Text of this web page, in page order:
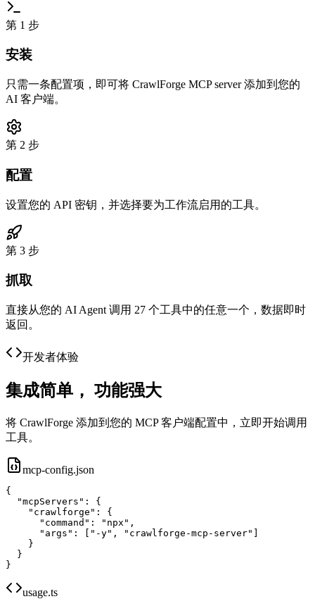
第 1 步
安装
只需一条配置项，即可将 CrawlForge MCP server 添加到您的
AI 客户端。
第 2 步
配置
设置您的 API 密钥，并选择要为工作流启用的工具。
第 3 步
抓取
直接从您的 AI Agent 调用 27 个工具中的任意一个，数据即时
返回。
开发者体验
集成简单， 功能强大
将 CrawlForge 添加到您的 MCP 客户端配置中，立即开始调用
工具。
mcp-config.json
{
  "mcpServers": {
    "crawlforge": {
      "command": "npx",
      "args": ["-y", "crawlforge-mcp-server"]
    }
  }
}
usage.ts